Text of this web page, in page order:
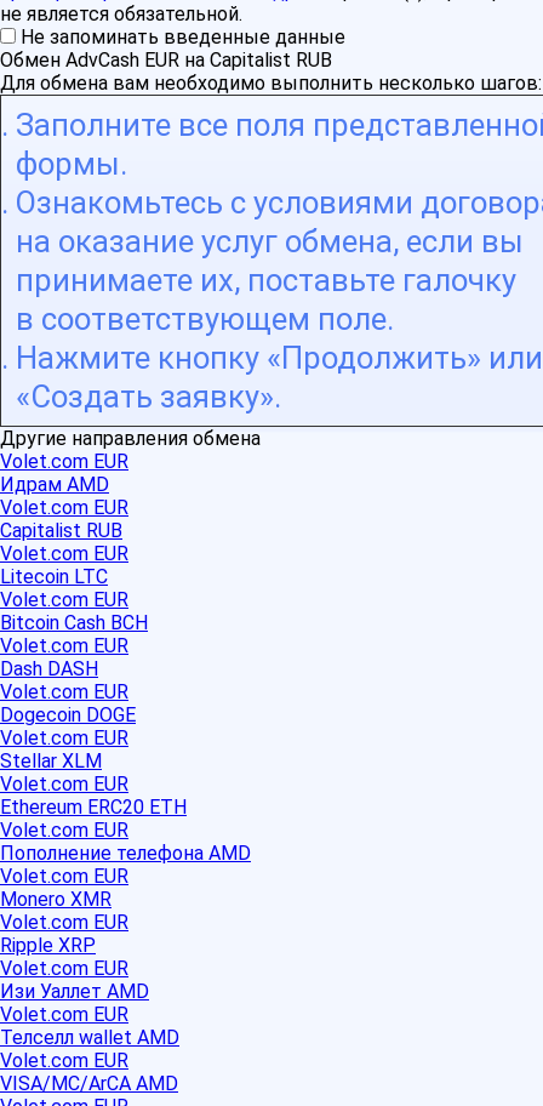
не является обязательной.
Не запоминать введенные данные
Обмен AdvCash EUR на Capitalist RUB
Для обмена вам необходимо выполнить несколько шагов:
Заполните все поля
формы.
Ознакомьтесь с условиями
на оказание услуг обмена, если вы
принимаете их, поставьте галочку
в соответствующем поле.
Нажмите кнопку «Продолжить» или
«Создать заявку».
Другие направления обмена
Volet.com EUR
Идрам AMD
Volet.com EUR
Capitalist RUB
Volet.com EUR
Litecoin LTC
Volet.com EUR
Bitcoin Cash BCH
Volet.com EUR
Dash DASH
Volet.com EUR
Dogecoin DOGE
Volet.com EUR
Stellar XLM
Volet.com EUR
Ethereum ERC20 ETH
Volet.com EUR
Пополнение телефона AMD
Volet.com EUR
Monero XMR
Volet.com EUR
Ripple XRP
Volet.com EUR
Изи Уаллет AMD
Volet.com EUR
Телселл wallet AMD
Volet.com EUR
VISA/MC/ArCA AMD